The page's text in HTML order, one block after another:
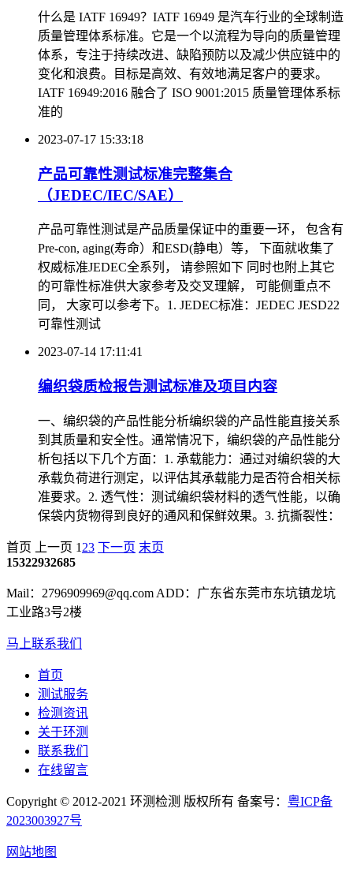
什么是 IATF 16949？IATF 16949 是汽车行业的全球制造
质量管理体系标准。它是一个以流程为导向的质量管理
体系，专注于持续改进、缺陷预防以及减少供应链中的
变化和浪费。目标是高效、有效地满足客户的要求。
IATF 16949:2016 融合了 ISO 9001:2015 质量管理体系标
准的
2023-07-17 15:33:18
产品可靠性测试标准完整集合
（JEDEC/IEC/SAE）
产品可靠性测试是产品质量保证中的重要一环， 包含有
Pre-con, aging(寿命）和ESD(静电）等， 下面就收集了
权威标准JEDEC全系列， 请参照如下 同时也附上其它
的可靠性标准供大家参考及交叉理解， 可能侧重点不
同， 大家可以参考下。1. JEDEC标准：JEDEC JESD22
可靠性测试
2023-07-14 17:11:41
编织袋质检报告测试标准及项目内容
一、编织袋的产品性能分析编织袋的产品性能直接关系
到其质量和安全性。通常情况下，编织袋的产品性能分
析包括以下几个方面：1. 承载能力：通过对编织袋的大
承载负荷进行测定，以评估其承载能力是否符合相关标
准要求。2. 透气性：测试编织袋材料的透气性能，以确
保袋内货物得到良好的通风和保鲜效果。3. 抗撕裂性：
首页 上一页 1 23 下一页 末页
15322932685
Mail：2796909969@qq.com ADD：广东省东莞市东坑镇龙坑
工业路3号2楼
马上联系我们
首页
测试服务
检测资讯
关于环测
联系我们
在线留言
Copyright © 2012-2021 环测检测 版权所有 备案号： 粤ICP备
2023003927号
网站地图